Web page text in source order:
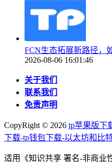
FCN生态拓展新路径，
2026-08-06 16:01:46
关于我们
联系我们
免责声明
CopyRight © 2026 tp苹果版下
下载-tp钱包下载-以太坊和比
适用《知识共享 署名-非商业